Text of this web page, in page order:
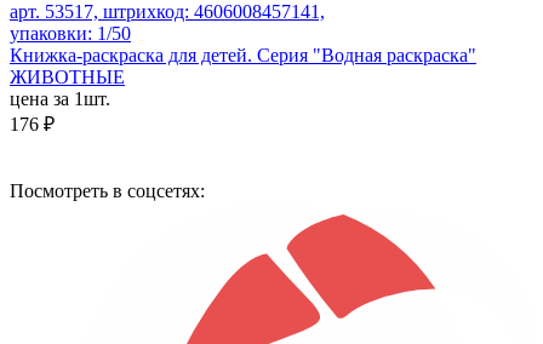
арт. 53517, штрихкод: 4606008457141,
упаковки: 1/50
Книжка-раскраска для детей. Серия "Водная раскраска"
ЖИВОТНЫЕ
цена за 1шт.
176 ₽
Посмотреть в соцсетях: